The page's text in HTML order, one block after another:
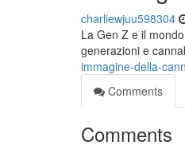
charliewjuu598304
La Gen Z e il
generazioni e
immagine-della-
Comments
Comments